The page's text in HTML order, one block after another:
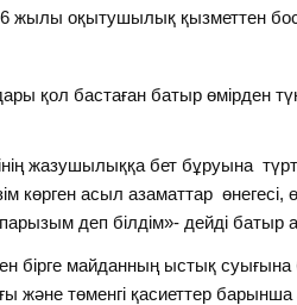
жылы оқытушылық қызметтен
қол бастаған батыр өмірден
жазушылыққа бет бұруына
көрген асыл азаматтар өнегесі,
деп білдім»- дейді батыр
бірге майданның ыстық
және төменгі қасиеттер